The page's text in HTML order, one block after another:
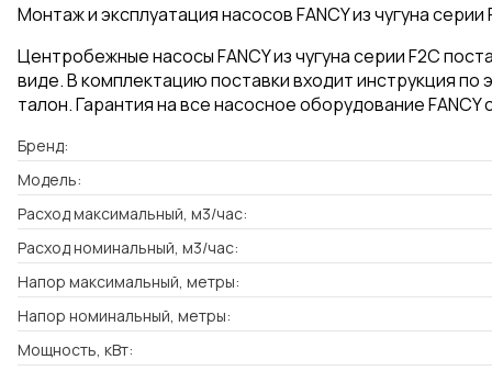
Монтаж и эксплуатация насосов FANCY из чугуна серии
Центробежные насосы FANCY из чугуна серии F2C
виде. В комплектацию поставки входит инструкция по
талон. Гарантия на все насосное оборудование FANCY
Бренд:
Модель:
Расход максимальный, м3/час:
Расход номинальный, м3/час:
Напор максимальный, метры:
Напор номинальный, метры:
Мощность, кВт: